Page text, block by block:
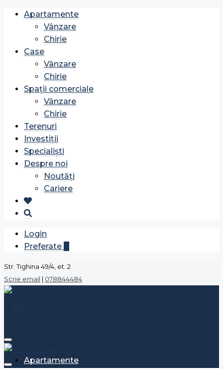
Apartamente
Vânzare
Chirie
Case
Vânzare
Chirie
Spații comerciale
Vânzare
Chirie
Terenuri
Investiții
Specialiști
Despre noi
Noutăți
Cariere
Login
Preferate
Str. Tighina 49/4, et. 2
Scrie email | 078844484
Apartamente